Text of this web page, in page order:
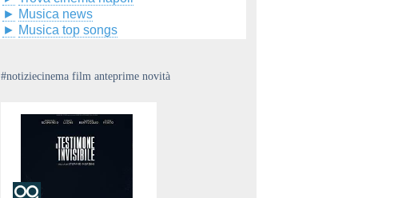
► Musica news
► Musica top songs
#notiziecinema film anteprime novità